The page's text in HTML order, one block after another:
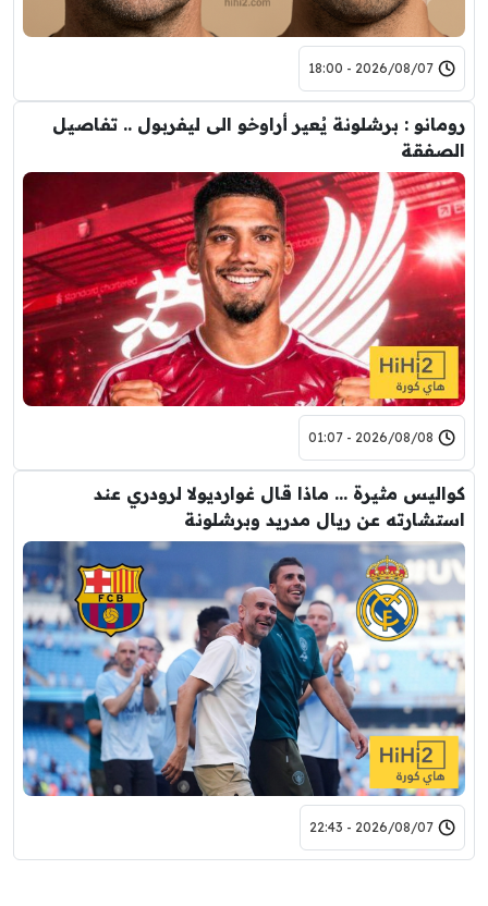
2026/08/07 - 18:00
رومانو : برشلونة يُعير أراوخو الى ليفربول .. تفاصيل
الصفقة
2026/08/08 - 01:07
كواليس مثيرة … ماذا قال غوارديولا لرودري عند
استشارته عن ريال مدريد وبرشلونة
2026/08/07 - 22:43